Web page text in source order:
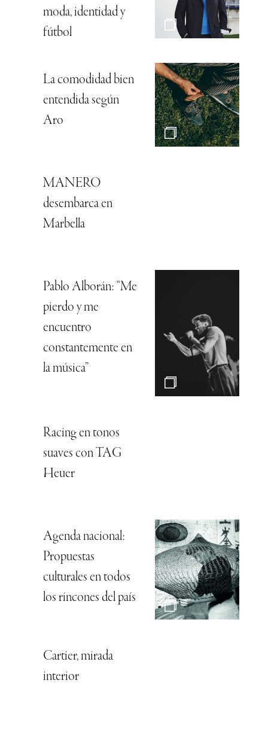
moda, identidad y
fútbol
La comodidad bien
entendida según
Aro
MANERO
desembarca en
Marbella
Pablo Alborán: “Me
pierdo y me
encuentro
constantemente en
la música”
Racing en tonos
suaves con TAG
Heuer
Agenda nacional:
Propuestas
culturales en todos
los rincones del país
Cartier, mirada
interior